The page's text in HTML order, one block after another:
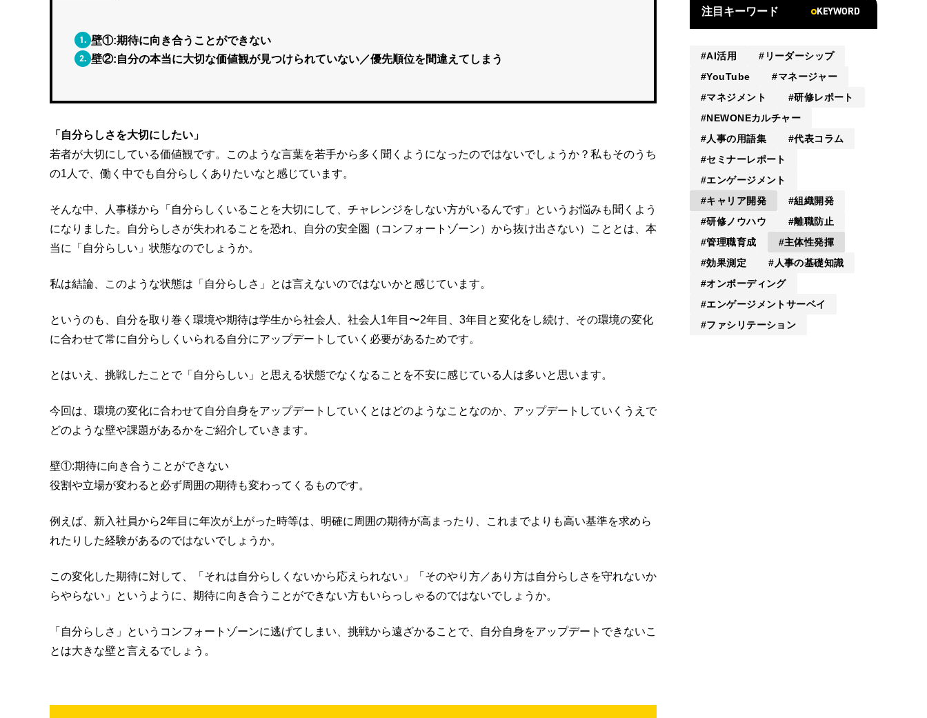
1. 壁①:期待に向き合うことができない
2. 壁②:自分の本当に大切な価値観が見つけられていない／優先順位を間違えてしまう
「自分らしさを大切にしたい」
若者が大切にしている価値観です。このような言葉を若手から多く聞くようになったのではないでしょうか？私もそのうち
の1人で、働く中でも自分らしくありたいなと感じています。
そんな中、人事様から「自分らしくいることを大切にして、チャレンジをしない方がいるんです」というお悩みも聞くよう
になりました。自分らしさが失われることを恐れ、自分の安全圏（コンフォートゾーン）から抜け出さない）こととは、本
当に「自分らしい」状態なのでしょうか。
私は結論、このような状態は「自分らしさ」とは言えないのではないかと感じています。
というのも、自分を取り巻く環境や期待は学生から社会人、社会人1年目〜2年目、3年目と変化をし続け、その環境の変化
に合わせて常に自分らしくいられる自分にアップデートしていく必要があるためです。
とはいえ、挑戦したことで「自分らしい」と思える状態でなくなることを不安に感じている人は多いと思います。
今回は、環境の変化に合わせて自分自身をアップデートしていくとはどのようなことなのか、アップデートしていくうえで
どのような壁や課題があるかをご紹介していきます。
壁①:期待に向き合うことができない
役割や立場が変わると必ず周囲の期待も変わってくるものです。
例えば、新入社員から2年目に年次が上がった時等は、明確に周囲の期待が高まったり、これまでよりも高い基準を求めら
れたりした経験があるのではないでしょうか。
この変化した期待に対して、「それは自分らしくないから応えられない」「そのやり方／あり方は自分らしさを守れないか
らやらない」というように、期待に向き合うことができない方もいらっしゃるのではないでしょうか。
「自分らしさ」というコンフォートゾーンに逃げてしまい、挑戦から遠ざかることで、自分自身をアップデートできないこ
とは大きな壁と言えるでしょう。
注目キーワード KEYWORD
AI活用
リーダーシップ
YouTube
マネージャー
マネジメント
研修レポート
NEWONEカルチャー
人事の用語集
代表コラム
セミナーレポート
エンゲージメント
キャリア開発
組織開発
研修ノウハウ
離職防止
管理職育成
主体性発揮
効果測定
人事の基礎知識
オンボーディング
エンゲージメントサーベイ
ファシリテーション